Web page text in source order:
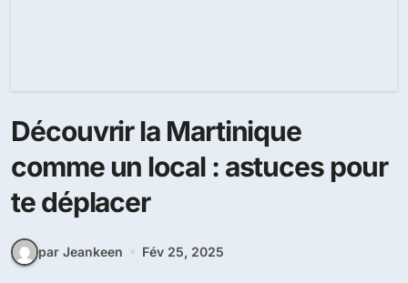
Découvrir la Martinique
comme un local : astuces pour
te déplacer
par Jeankeen Fév 25, 2025